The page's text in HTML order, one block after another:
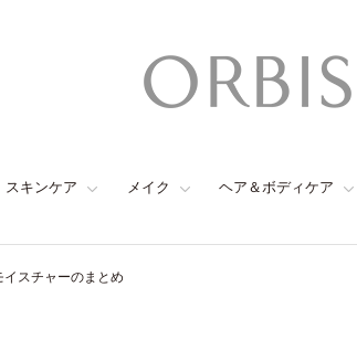
スキンケア メイク ヘア＆ボディケア
スチャーのまとめ